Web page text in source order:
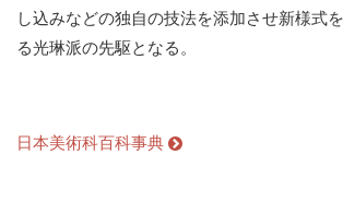
し込みなどの独自の技法を添加させ新様式
る光琳派の先駆となる。
日本美術科百科事典